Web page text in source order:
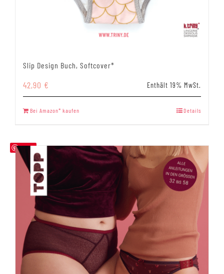
Slip Design Buch, Softcover*
42,90 € Enthält 19% MwSt.
Bei Amazon* kaufen Details
Save